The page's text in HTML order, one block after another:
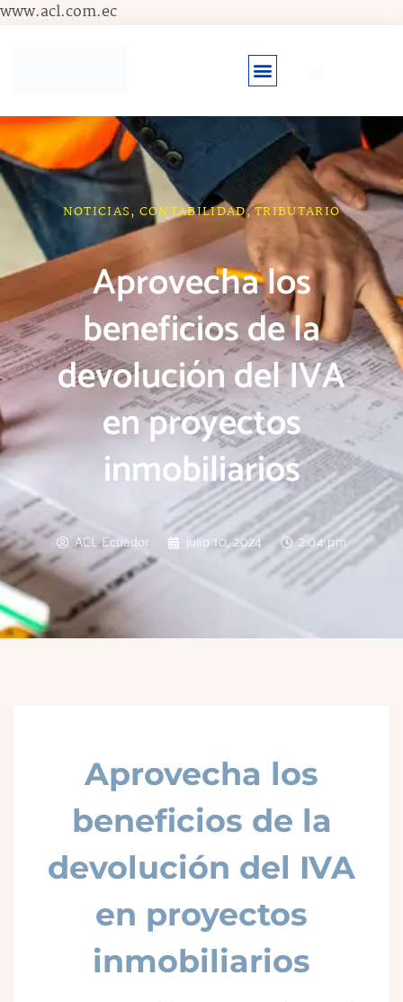
www.acl.com.ecIr
NOTICIAS, CONTABILIDAD,TRIBUTARIO
Aprovecha los
beneficios de la
devolución del IVA
en proyectos
inmobiliarios
ACL Ecuador julio 10, 2024 2:04 pm
Aprovecha los
beneficios de la
devolución del IVA
en proyectos
inmobiliarios